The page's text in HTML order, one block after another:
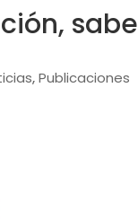
,Publicaciones